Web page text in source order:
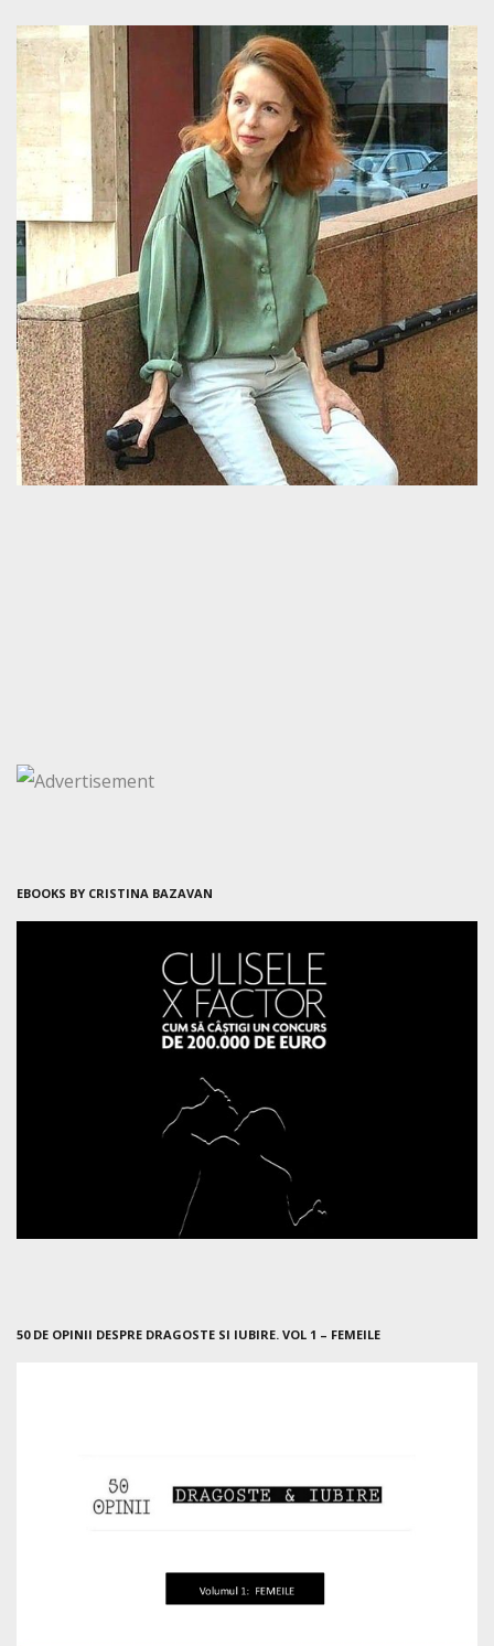
EBOOKS BY CRISTINA BAZAVAN
50 DE OPINII DESPRE DRAGOSTE SI IUBIRE. VOL 1 – FEMEILE